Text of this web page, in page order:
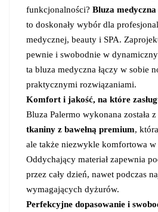
funkcjonalności? Bluza
to doskonały wybór dla
medycznej, beauty i SPA.
pewnie i swobodnie w
ta bluza medyczna łączy w sobie
praktycznymi rozwiązaniami.
Komfort i jakość, na które
Bluza Palermo wykonana została z
tkaniny z bawełną premium,
ale także niezwykle komfortowa w
Oddychający materiał zapewnia
przez cały dzień, nawet podczas
wymagających dyżurów.
Perfekcyjne dopasowanie i